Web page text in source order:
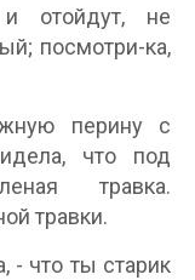
отойдут, не
посмотри-ка,
перину с
что под
травка.
травки.
- что ты старик